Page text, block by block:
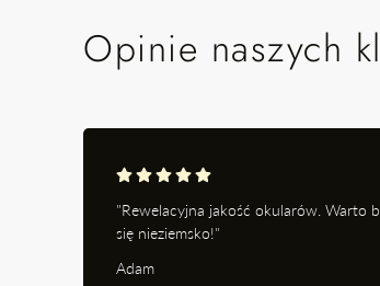
Opinie naszych
"Rewelacyjna jakość okularów. Warto
się nieziemsko!"
Adam